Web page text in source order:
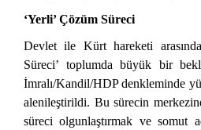
‘Yerli’ Çözüm Süreci
Devlet ile Kürt hareketi
Süreci’ toplumda büyük bir
İmralı/Kandil/HDP denkleminde
alenileştirildi. Bu sürecin
süreci olgunlaştırmak ve somut